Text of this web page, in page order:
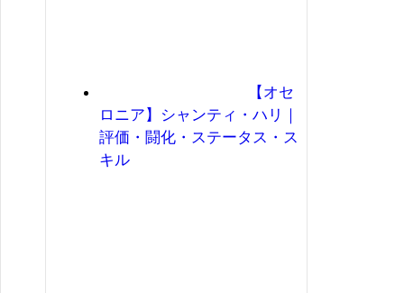
【オセ
ロニア】シャンティ・ハリ｜
評価・闘化・ステータス・ス
キル